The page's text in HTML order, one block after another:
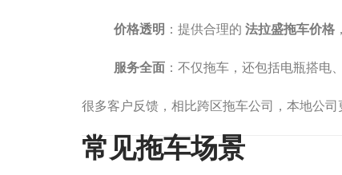
价格透明 ：提供合理的 法拉盛拖车价格
服务全面 ：不仅拖车，还包括电瓶搭电
很多客户反馈，相比跨区拖车公司，本地公司
常见拖车场景